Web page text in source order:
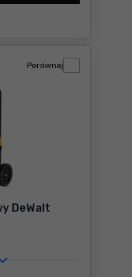
DeWalt
Porównaj